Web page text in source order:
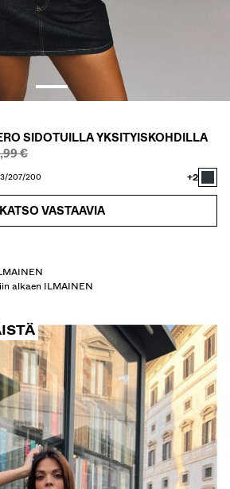
SIDOTUILLA YKSITYISKOHDILLA
€
207/200 +2
KATSO VASTAAVIA
alkaen ILMAINEN
ERA